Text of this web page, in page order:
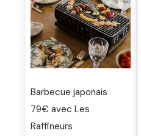
Barbecue japonais
79€ avec Les
Raffineurs